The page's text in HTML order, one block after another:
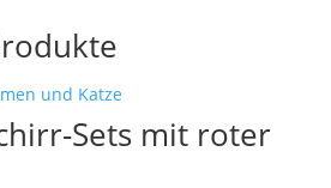
Sets mit roter